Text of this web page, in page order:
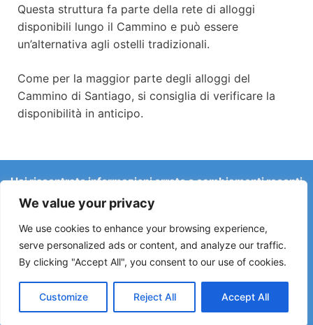
We value your privacy
We use cookies to enhance your browsing experience,
serve personalized ads or content, and analyze our traffic.
By clicking "Accept All", you consent to our use of cookies.
Customize Reject All Accept All
Questa struttura fa parte della rete di alloggi
disponibili lungo il Cammino e può essere
un’alternativa agli ostelli tradizionali.
Come per la maggior parte degli alloggi del
Cammino di Santiago, si consiglia di verificare la
disponibilità in anticipo.
Hai riscontrato informazioni errate o cambiamenti recenti
Le segnalazioni su ostelli chiusi, allagamenti, deviazioni,
lavori stradali o altri cambiamenti aiutano a mantenere la
guida aggiornata.